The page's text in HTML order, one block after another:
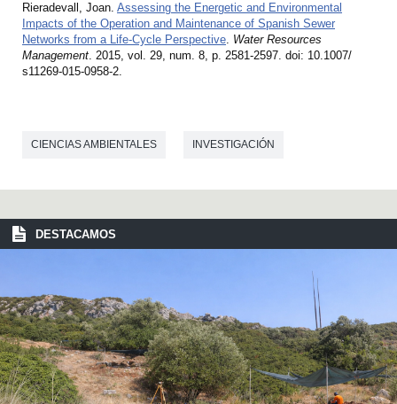
Rieradevall, Joan. Assessing the Energetic and Environmental
Impacts of the Operation and Maintenance of Spanish Sewer
Networks from a Life-Cycle Perspective. Water Resources
Management. 2015, vol. 29, num. 8, p. 2581-2597. doi: 10.​1007/​
s11269-015-0958-2.
CIENCIAS AMBIENTALES INVESTIGACIÓN
DESTACAMOS